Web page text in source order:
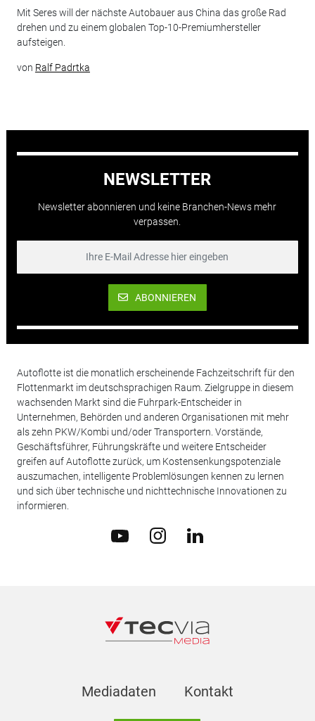
Mit Seres will der nächste Autobauer aus China das große Rad
drehen und zu einem globalen Top-10-Premiumhersteller
aufsteigen.
von Ralf Padrtka
NEWSLETTER
Newsletter abonnieren und keine Branchen-News mehr
verpassen.
ABONNIEREN
Autoflotte ist die monatlich erscheinende Fachzeitschrift für den
Flottenmarkt im deutschsprachigen Raum. Zielgruppe in diesem
wachsenden Markt sind die Fuhrpark-Entscheider in
Unternehmen, Behörden und anderen Organisationen mit mehr
als zehn PKW/Kombi und/oder Transportern. Vorstände,
Geschäftsführer, Führungskräfte und weitere Entscheider
greifen auf Autoflotte zurück, um Kostensenkungspotenziale
auszumachen, intelligente Problemlösungen kennen zu lernen
und sich über technische und nichttechnische Innovationen zu
informieren.
Mediadaten Kontakt